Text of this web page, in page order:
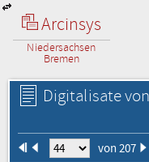
Arcinsys
Niedersachsen
Bremen
Digitalisate
von 207